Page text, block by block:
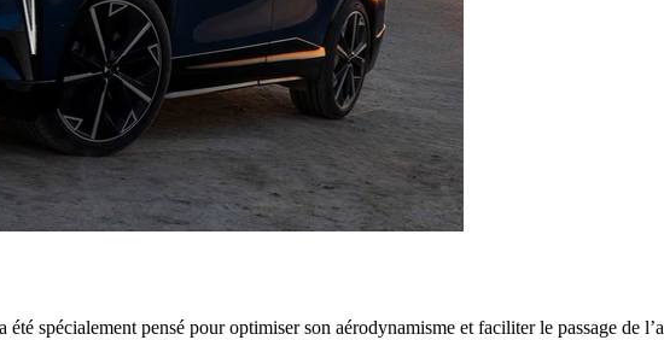
spécialement pensé pour optimiser son aérodynamisme et faciliter le passage de